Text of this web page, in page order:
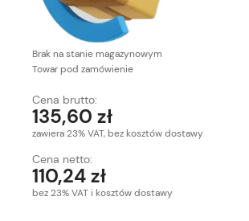
Brak na stanie magazynowym
Towar pod zamówienie
Cena brutto:
135,60 zł
zawiera 23% VAT, bez kosztów dostawy
Cena netto:
110,24 zł
bez 23% VAT i kosztów dostawy